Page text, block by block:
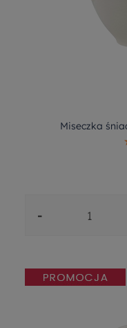
Miseczka
-